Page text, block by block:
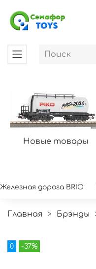
Новые товары
Железная дорога BRIO
Главная Брэнды
0 -37%